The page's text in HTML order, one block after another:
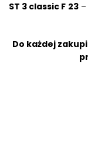
ST 3 classic F 23
Do każdej